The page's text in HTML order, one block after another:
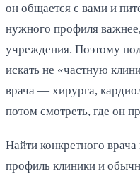
он общается с вами и
нужного профиля
учреждения. Поэтому
искать не «частную
врача — хирурга,
потом смотреть, где он
Найти конкретного
профиль клиники и